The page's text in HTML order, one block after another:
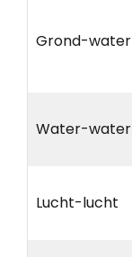
Grond-water
Water-water
Lucht-lucht